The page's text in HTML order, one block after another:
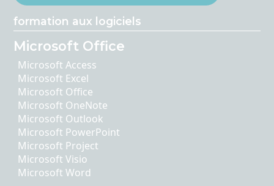
formation aux logiciels
Microsoft Office
Microsoft Access
Microsoft Excel
Microsoft Office
Microsoft OneNote
Microsoft Outlook
Microsoft PowerPoint
Microsoft Project
Microsoft Visio
Microsoft Word